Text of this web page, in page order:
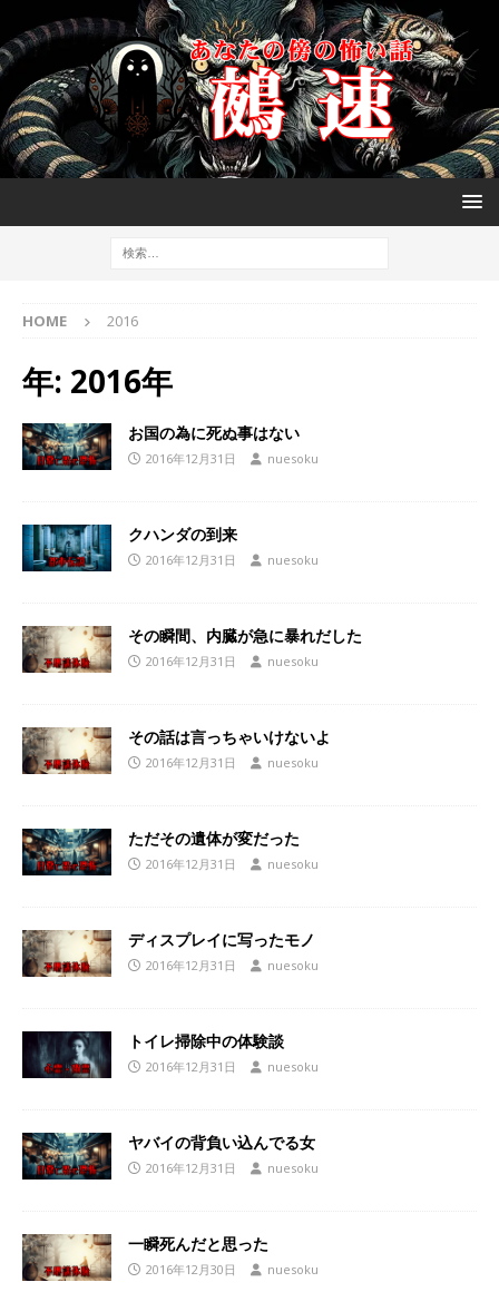
HOME 2016
年: 2016年
お国の為に死ぬ事はない
2016年12月31日 nuesoku
クハンダの到来
2016年12月31日 nuesoku
その瞬間、内臓が急に暴れだした
2016年12月31日 nuesoku
その話は言っちゃいけないよ
2016年12月31日 nuesoku
ただその遺体が変だった
2016年12月31日 nuesoku
ディスプレイに写ったモノ
2016年12月31日 nuesoku
トイレ掃除中の体験談
2016年12月31日 nuesoku
ヤバイの背負い込んでる女
2016年12月31日 nuesoku
一瞬死んだと思った
2016年12月30日 nuesoku